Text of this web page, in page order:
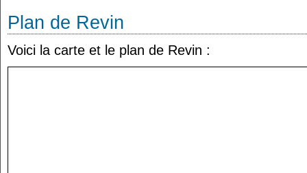
Plan de Revin
Voici la carte et le plan de Revin :